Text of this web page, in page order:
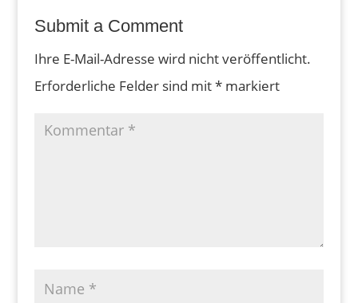
Submit a Comment
Ihre E-Mail-Adresse wird nicht veröffentlicht.
Erforderliche Felder sind mit*markiert